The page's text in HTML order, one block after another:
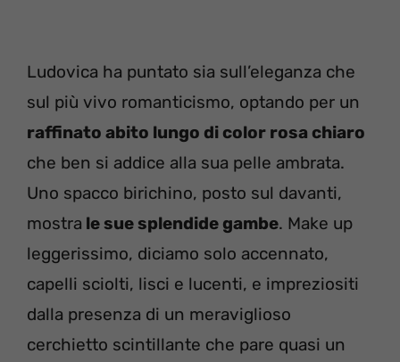
Ludovica ha puntato sia sull’eleganza che
sul più vivo romanticismo, optando per un
raffinato abito lungo di color rosa chiaro
che ben si addice alla sua pelle ambrata.
Uno spacco birichino, posto sul davanti,
mostra le sue splendide gambe. Make up
leggerissimo, diciamo solo accennato,
capelli sciolti, lisci e lucenti, e impreziositi
dalla presenza di un meraviglioso
cerchietto scintillante che pare quasi un